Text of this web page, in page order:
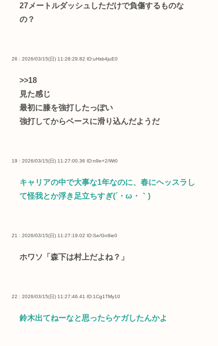
27メートルダッシュしただけで負傷するものな
の？
26 : 2026/03/15(日) 11:28:29.82 ID:uHsb4juE0
>>18
見た感じ
最初に膝を強打したっぽい
強打してからベースに滑り込んだようだ
19 : 2026/03/15(日) 11:27:00.36 ID:n9e+2/Wt0
キャリアの中で大事な1年なのに、春にヘッスラし
て怪我とか浮き足立ちすぎ(´・ω・｀)
21 : 2026/03/15(日) 11:27:19.02 ID:Se/Gn8ie0
ホワソ「森下は村上だよね？」
22 : 2026/03/15(日) 11:27:46.41 ID:1Cg1TMy10
鈴木出てねーなと思ったらケガしたんかよ